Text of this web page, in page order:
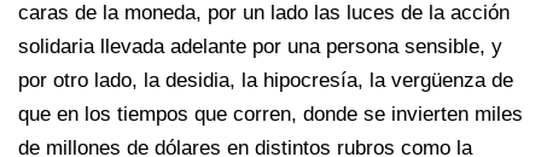
caras de la moneda, por un lado las luces de la acción
solidaria llevada adelante por una persona sensible, y
por otro lado, la desidia, la hipocresía, la vergüenza de
que en los tiempos que corren, donde se invierten miles
de millones de dólares en distintos rubros como la